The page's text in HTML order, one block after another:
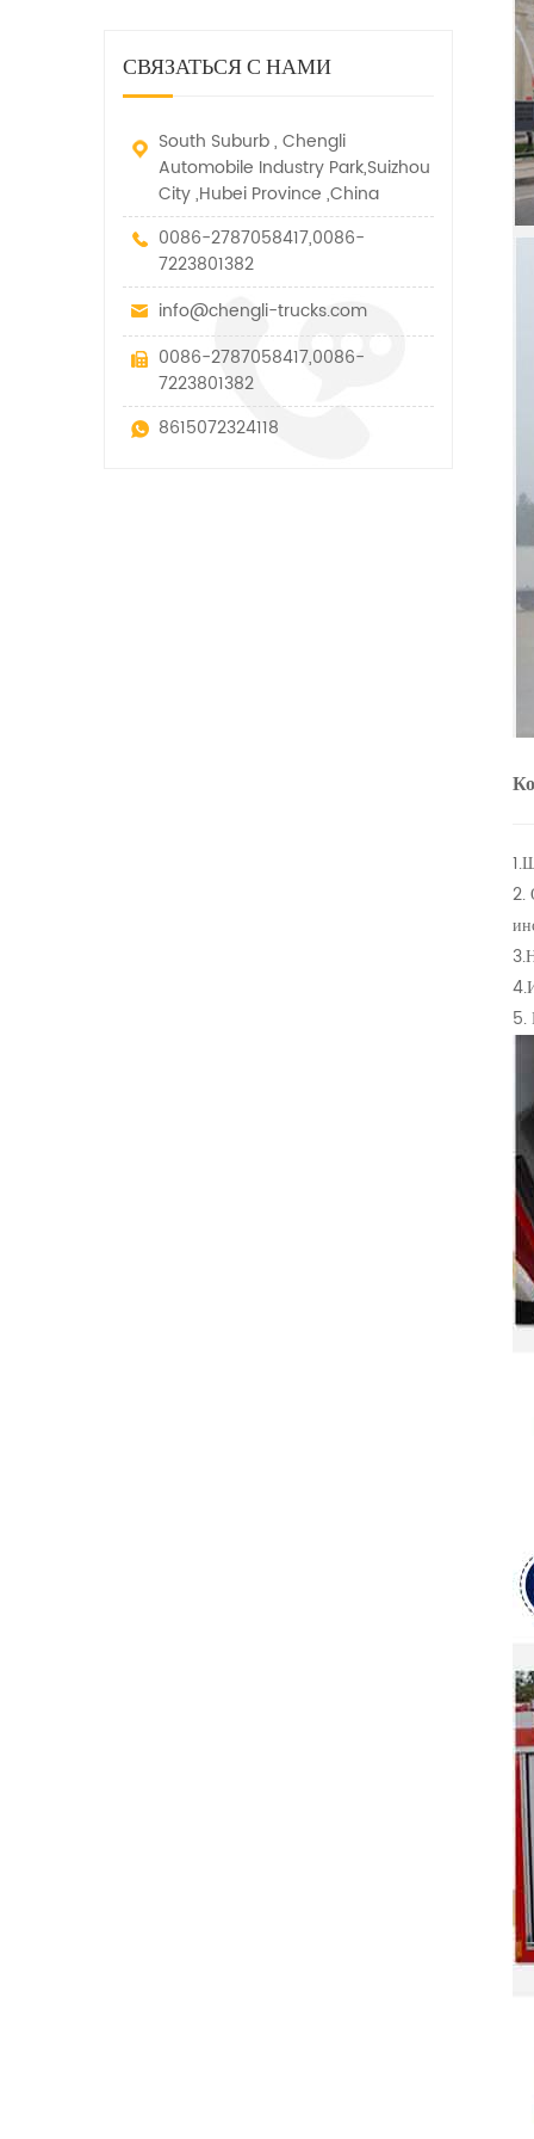
транспортные средства.
специальных транспортных
средств, которые допускаются
параметров этого вида
вытягивание и подъем тяги.
СВЯЗАТЬСЯ С НАМИ
South Suburb , Chengli
Automobile Industry Park,Suizhou
City ,Hubei Province ,China
0086-2787058417,0086-
7223801382
info@chengli-trucks.com
0086-2787058417,0086-
7223801382
8615072324118
2.
5.